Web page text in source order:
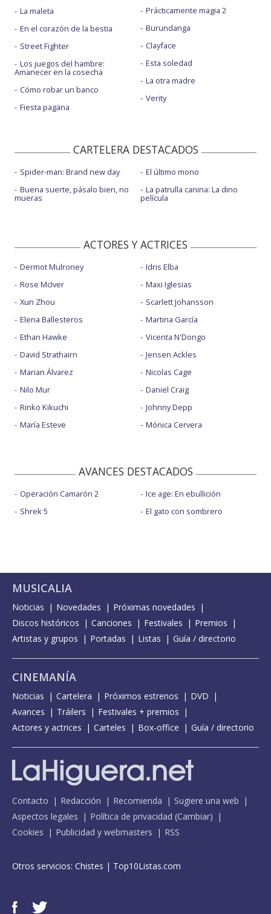
La maleta
En el corazón de la bestia
Street Fighter
Los juegos del hambre:
Amanecer en la cosecha
Cómo robar un banco
Fiesta pagäna
Prácticamente magia 2
Burundanga
Clayface
Esta soledad
La otra madre
Verity
CARTELERA DESTACADOS
Spider-man: Brand new day
Buena suerte, pásalo bien, no
mueras
El último mono
La patrulla canina: La dino
película
ACTORES Y ACTRICES
Dermot Mulroney
Rose McIver
Xun Zhou
Elena Ballesteros
Ethan Hawke
David Strathairn
Marian Álvarez
Nilo Mur
Rinko Kikuchi
María Esteve
Idris Elba
Maxi Iglesias
Scarlett Johansson
Martina García
Vicenta N'Dongo
Jensen Ackles
Nicolas Cage
Daniel Craig
Johnny Depp
Mónica Cervera
AVANCES DESTACADOS
Operación Camarón 2
Shrek 5
Ice age: En ebullición
El gato con sombrero
MUSICALIA
Noticias Novedades
Próximas novedades
Discos históricos
Canciones Festivales
Premios
Artistas y grupos
Portadas Listas Guía / directorio
CINEMANÍA
Noticias Cartelera Próximos estrenos
DVD
Avances
Tráilers
Festivales + premios
Actores y actrices
Carteles Box-office Guía / directorio
Contacto Redacción Recomienda
Sugiere una web
Aspectos legales
Política de privacidad (Cambiar)
Cookies
Publicidad y webmasters RSS
Otros servicios: Chistes | Top10Listas.com